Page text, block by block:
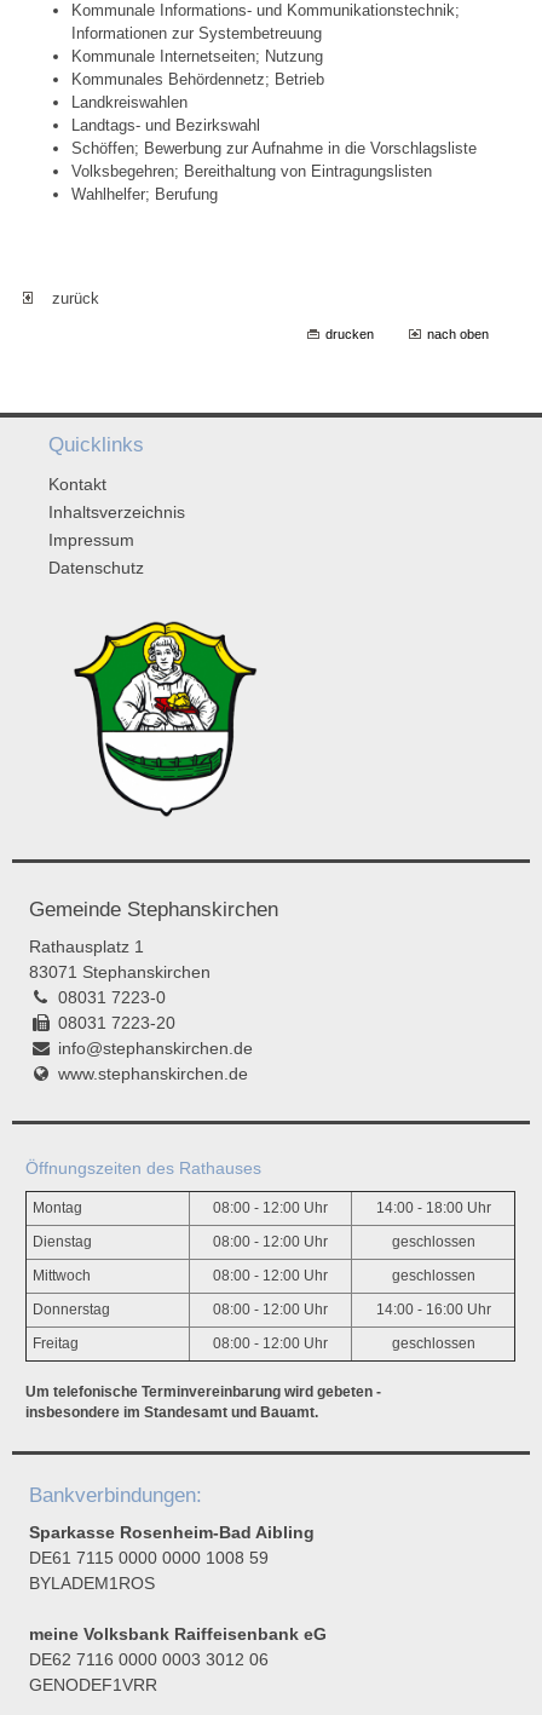
Kommunale Informations- und Kommunikationstechnik;
Informationen zur Systembetreuung
Kommunale Internetseiten; Nutzung
Kommunales Behördennetz; Betrieb
Landkreiswahlen
Landtags- und Bezirkswahl
Schöffen; Bewerbung zur Aufnahme in die Vorschlagsliste
Volksbegehren; Bereithaltung von Eintragungslisten
Wahlhelfer; Berufung
zurück
drucken nach oben
Quicklinks
Kontakt
Inhaltsverzeichnis
Impressum
Datenschutz
Gemeinde Stephanskirchen
Rathausplatz 1
83071 Stephanskirchen
08031 7223-0
08031 7223-20
info@stephanskirchen.de
www.stephanskirchen.de
Öffnungszeiten des Rathauses
Montag 08:00 - 12:00 Uhr 14:00 - 18:00 Uhr
Dienstag 08:00 - 12:00 Uhr geschlossen
Mittwoch 08:00 - 12:00 Uhr geschlossen
Donnerstag 08:00 - 12:00 Uhr 14:00 - 16:00 Uhr
Freitag 08:00 - 12:00 Uhr geschlossen
Um telefonische Terminvereinbarung wird gebeten -
insbesondere im Standesamt und Bauamt.
Bankverbindungen:
Sparkasse Rosenheim-Bad Aibling
DE61 7115 0000 0000 1008 59
BYLADEM1ROS
meine Volksbank Raiffeisenbank eG
DE62 7116 0000 0003 3012 06
GENODEF1VRR